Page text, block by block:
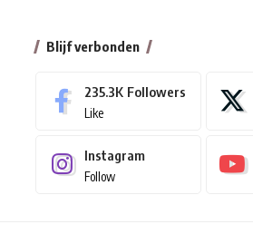
Blijf verbonden
235.3K Followers
Like
Instagram
Follow